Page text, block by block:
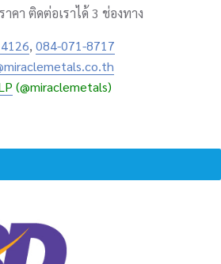
คา ติดต่อเราได้ 3 ช่องทาง
, 084-071-8717
(@miraclemetals)